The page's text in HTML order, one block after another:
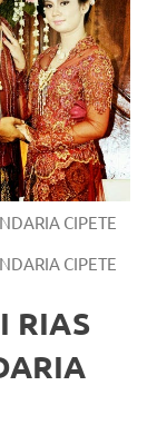
CIPETE
CIPETE
RIAS